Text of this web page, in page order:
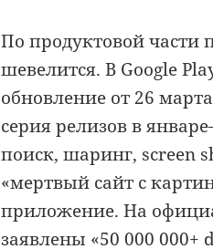
По продуктовой части
шевелится. В Google
обновление от 26
серия релизов в
поиск, шаринг, screen
«мертвый сайт с
приложение. На
заявлены «50 000 000+